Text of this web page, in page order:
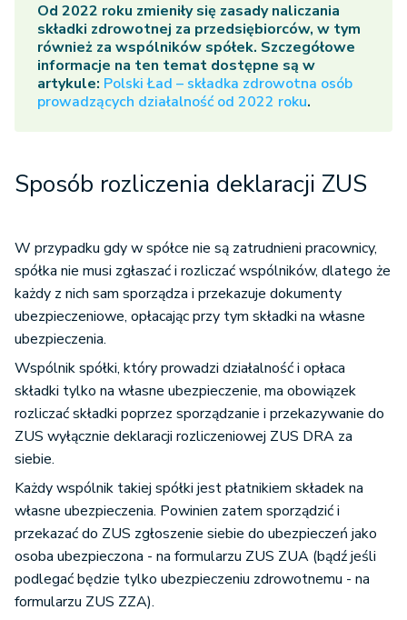
Od 2022 roku zmieniły się zasady naliczania
składki zdrowotnej za przedsiębiorców, w tym
również za wspólników spółek. Szczegółowe
informacje na ten temat dostępne są w
artykule: Polski Ład – składka zdrowotna osób
prowadzących działalność od 2022 roku.
Sposób rozliczenia deklaracji ZUS
W przypadku gdy w spółce nie są zatrudnieni pracownicy,
spółka nie musi zgłaszać i rozliczać wspólników, dlatego że
każdy z nich sam sporządza i przekazuje dokumenty
ubezpieczeniowe, opłacając przy tym składki na własne
ubezpieczenia.
Wspólnik spółki, który prowadzi działalność i opłaca
składki tylko na własne ubezpieczenie, ma obowiązek
rozliczać składki poprzez sporządzanie i przekazywanie do
ZUS wyłącznie deklaracji rozliczeniowej ZUS DRA za
siebie.
Każdy wspólnik takiej spółki jest płatnikiem składek na
własne ubezpieczenia. Powinien zatem sporządzić i
przekazać do ZUS zgłoszenie siebie do ubezpieczeń jako
osoba ubezpieczona - na formularzu ZUS ZUA (bądź jeśli
podlegać będzie tylko ubezpieczeniu zdrowotnemu - na
formularzu ZUS ZZA).